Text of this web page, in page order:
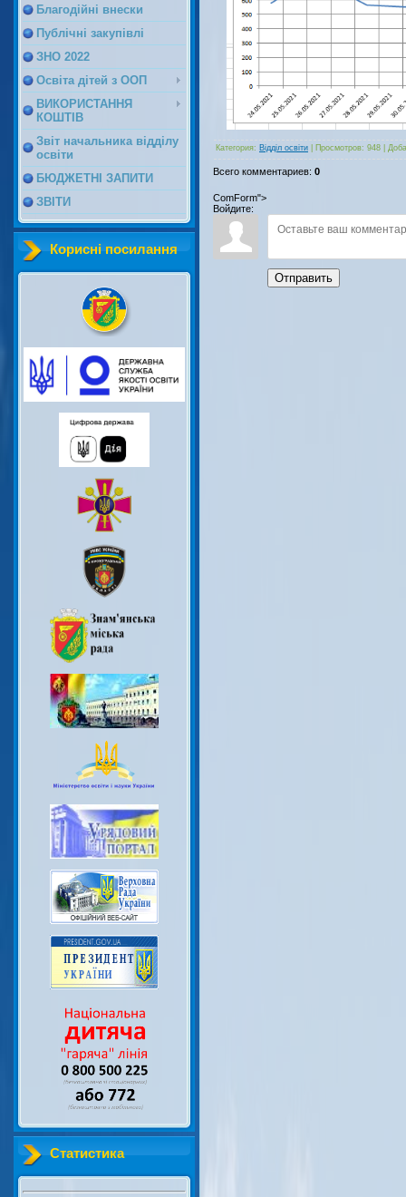
Благодійні внески
Публічні закупівлі
ЗНО 2022
Освіта дітей з ООП
ВИКОРИСТАННЯ
КОШТІВ
Звіт начальника відділу
освіти
БЮДЖЕТНІ ЗАПИТИ
ЗВІТИ
Корисні посилання
Статистика
Категория: Відділ освіти Просмотров: 948
Всего комментариев: 0
ComForm">
Войдите:
Отправить